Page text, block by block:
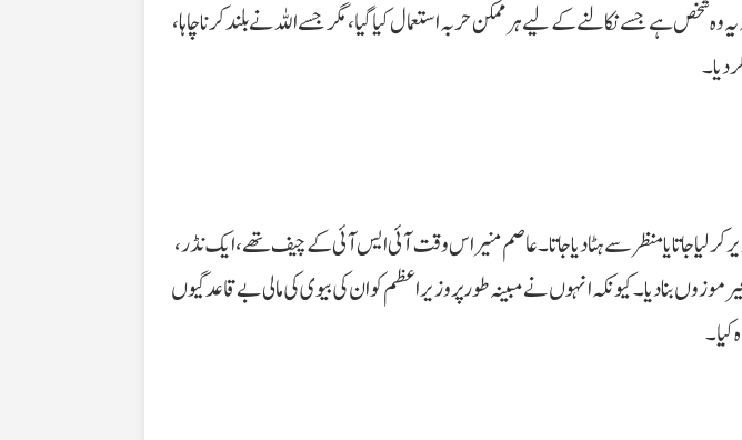
ہے جسے نکالنے کے لیے ہر ممکن حربہ استعمال کیا گیا، مگر جسے اللہ نے بلند کرنا چاہا،
دیا۔
کر لیا جاتا یا منظر سے ہٹا دیا جاتا۔ عاصم منیر اس وقت آئی ایس آئی کے چیف تھے، ایک نڈر،
بنا دیا۔ کیونکہ انہوں نے مبینہ طور پر وزیراعظم کو ان کی بیوی کی مالی بے قاعدگیوں